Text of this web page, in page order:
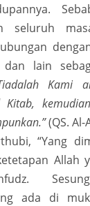
seluruh
dan lain
Kami
(QS. Al-
“Yang
Allah
ada di